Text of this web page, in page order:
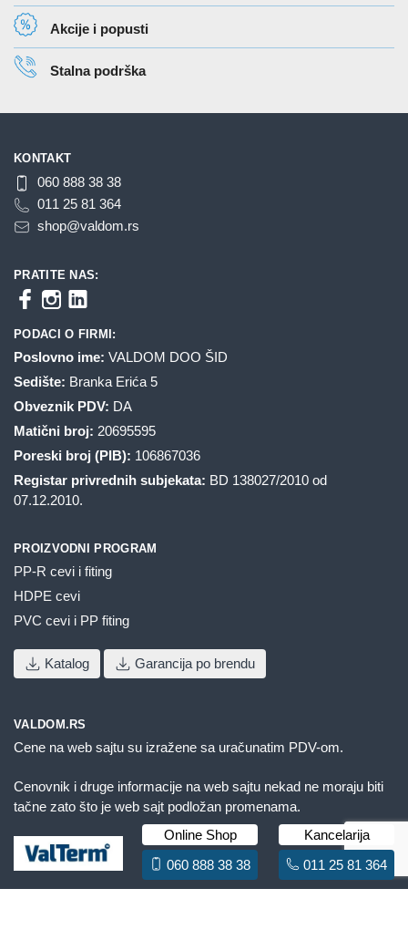
Akcije i popusti
Stalna podrška
KONTAKT
060 888 38 38
011 25 81 364
shop@valdom.rs
PRATITE NAS:
PODACI O FIRMI:
Poslovno ime: VALDOM DOO ŠID
Sedište: Branka Erića 5
Obveznik PDV: DA
Matični broj: 20695595
Poreski broj (PIB): 106867036
Registar privrednih subjekata: BD 138027/2010 od
07.12.2010.
PROIZVODNI PROGRAM
PP-R cevi i fiting
HDPE cevi
PVC cevi i PP fiting
Katalog Garancija po brendu
VALDOM.RS
Cene na web sajtu su izražene sa uračunatim PDV-om.
Cenovnik i druge informacije na web sajtu nekad ne moraju biti
tačne zato što je web sajt podložan promenama.
Online Shop
060 888 38 38
Kancelarija
011 25 81 364